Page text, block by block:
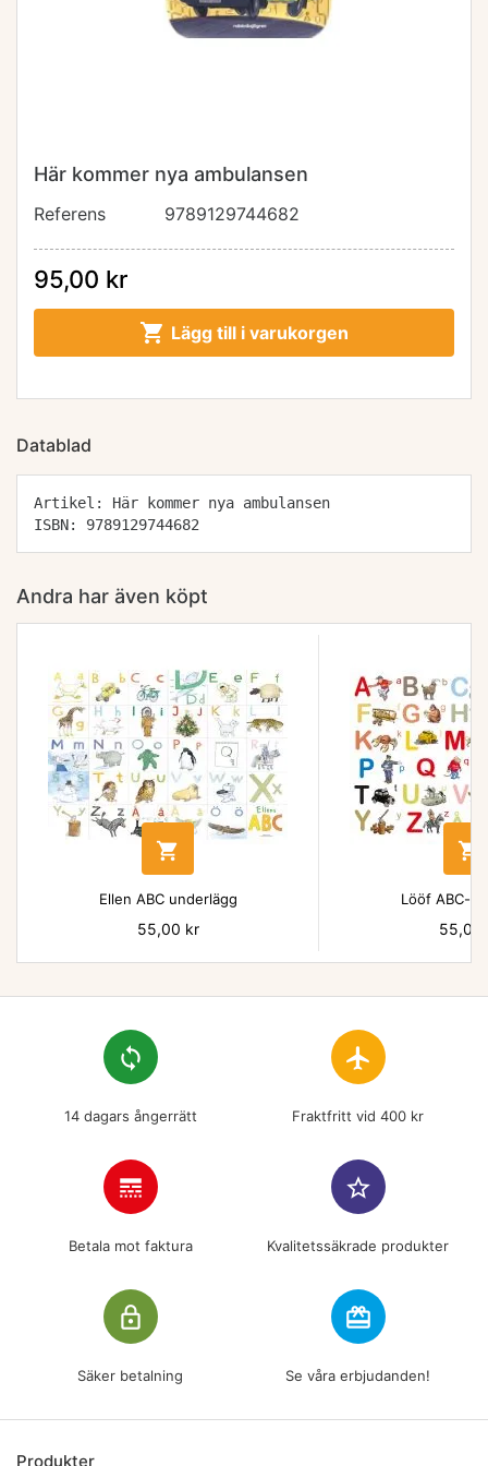
Här kommer nya ambulansen
Referens 9789129744682
95,00 kr
 Lägg till i varukorgen
Datablad
Artikel: Här kommer nya ambulansen
ISBN: 9789129744682
Andra har även köpt

Ellen ABC underlägg
Pris
55,00 kr

Lööf ABC-
Pris
55,00
loop
14 dagars ångerrätt
flight
Fraktfritt vid 400 kr
line_style
Betala mot faktura
star_border
Kvalitetssäkrade produkter
lock_outline
Säker betalning
redeem
Se våra erbjudanden!
Produkter